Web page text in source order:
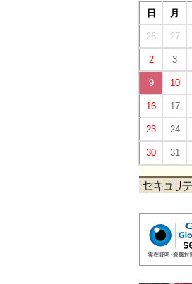
日
月
26 27
2 3
9 10
16 17
23 24
30 31